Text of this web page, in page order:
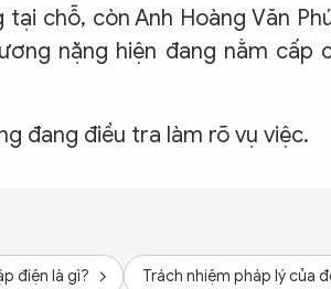
chỗ, còn Anh Hoàng Văn
nặng hiện đang nằm cấp
đang điều tra làm rõ vụ việc.
điện là gì? Trách nhiệm pháp lý của